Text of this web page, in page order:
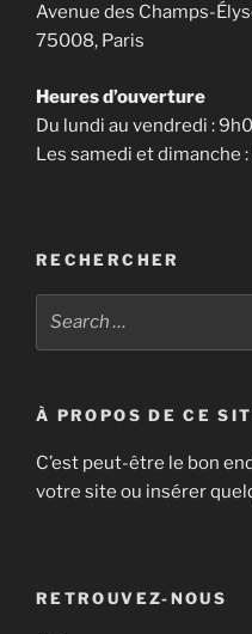
Avenue des Champs-
75008, Paris
Heures d’ouverture
Du lundi au vendredi :
Les samedi et dimanche
RECHERCHER
À PROPOS DE CE
C’est peut-être le bon
votre site ou insérer
RETROUVEZ-NOUS